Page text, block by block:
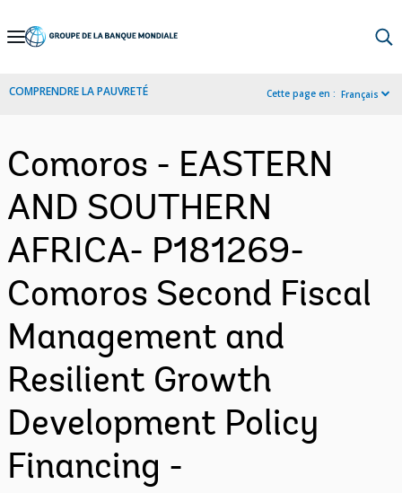
Skip
Navigation
COMPRENDRE LA PAUVRETÉ Cette page en : Français
Comoros - EASTERN
AND SOUTHERN
AFRICA- P181269-
Comoros Second Fiscal
Management and
Resilient Growth
Development Policy
Financing -